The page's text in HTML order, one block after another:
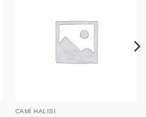
CAMI HALISI